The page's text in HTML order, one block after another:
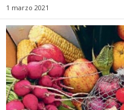
1 marzo 2021